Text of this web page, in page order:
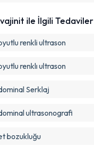
ile İlgili Tedaviler
renkli ultrason
renklı ultrason
Serklaj
ultrasonografi
bozukluğu